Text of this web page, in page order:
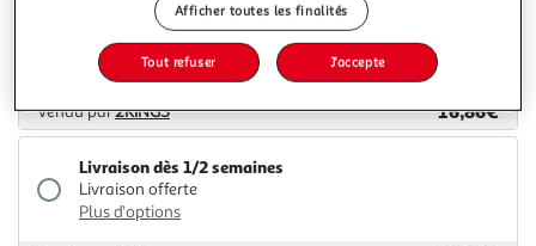
Livraison dès 5/6 jours
4,99€
Plus d'options
Vendu par2KINGS 16,86€
Livraison dès 1/2 semaines
Livraison offerte
Plus d'options
Afficher toutes les finalités
Tout refuser J'accepte